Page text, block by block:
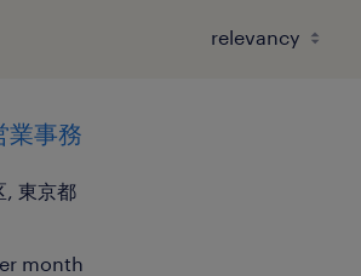
業事務
, 東京都
month